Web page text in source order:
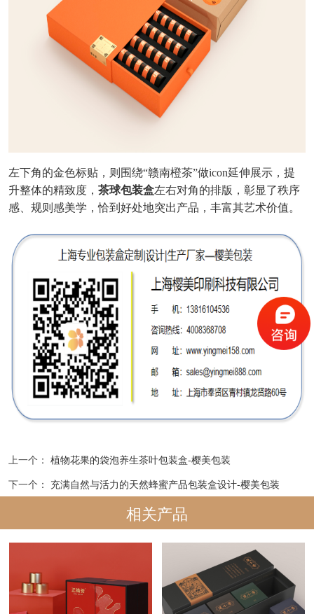
左下角的金色标贴，则围绕“赣南橙茶”做icon延伸展示，提
升整体的精致度， 茶球包装盒左右对角的排版，彰显了秩序
感、规则感美学，恰到好处地突出产品，丰富其艺术价值。
上一个： 植物花果的袋泡养生茶叶包装盒-樱美包装
下一个： 充满自然与活力的天然蜂蜜产品包装盒设计-樱美包装
相关产品